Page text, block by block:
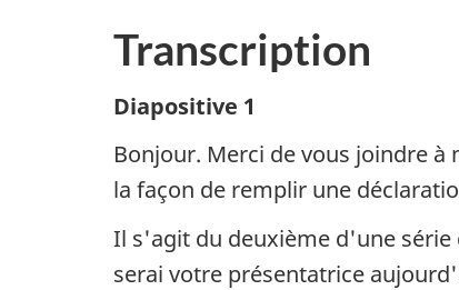
Transcription
Diapositive 1
Bonjour. Merci de vous joindre
la façon de remplir une
Il s'agit du deuxième d'une série
serai votre présentatrice